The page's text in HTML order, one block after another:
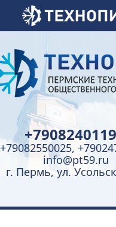
+79082550025,
info@pt59.ru
г. Пермь, ул.